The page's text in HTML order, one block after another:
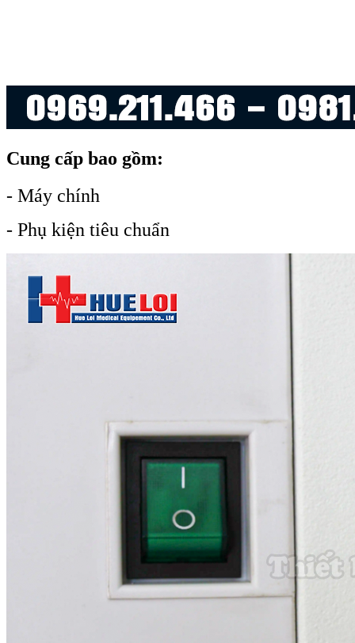
Cung cấp bao gồm:
- Máy chính
- Phụ kiện tiêu chuẩn